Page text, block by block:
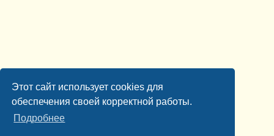
Этот сайт использует cookies для
обеспечения своей корректной работы.
Подробнее